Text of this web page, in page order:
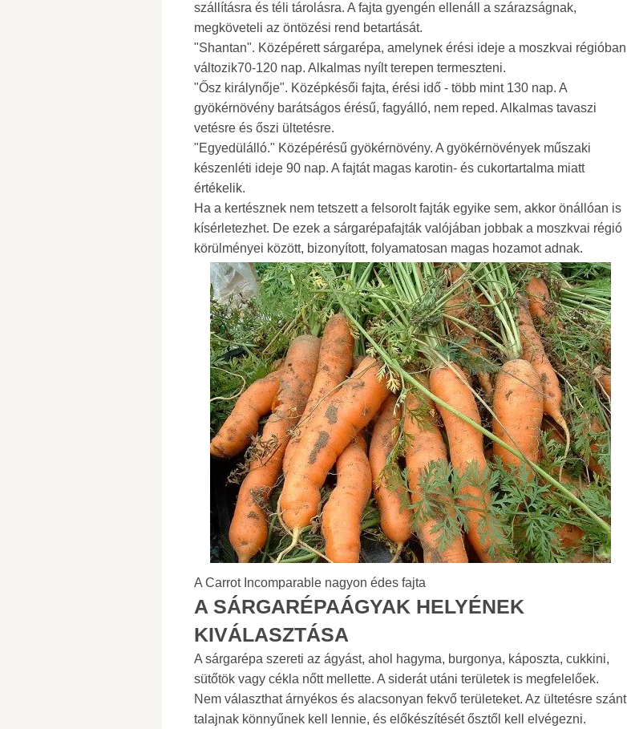
szállításra és téli tárolásra. A fajta gyengén ellenáll a szárazságnak,
megköveteli az öntözési rend betartását.
"Shantan". Középérett sárgarépa, amelynek érési ideje a moszkvai régióban
változik70-120 nap. Alkalmas nyílt terepen termeszteni.
"Ősz királynője". Középkésői fajta, érési idő - több mint 130 nap. A
gyökérnövény barátságos érésű, fagyálló, nem reped. Alkalmas tavaszi
vetésre és őszi ültetésre.
"Egyedülálló." Középérésű gyökérnövény. A gyökérnövények műszaki
készenléti ideje 90 nap. A fajtát magas karotin- és cukortartalma miatt
értékelik.
Ha a kertésznek nem tetszett a felsorolt ​​fajták egyike sem, akkor önállóan is
kísérletezhet. De ezek a sárgarépafajták valójában jobbak a moszkvai régió
körülményei között, bizonyított, folyamatosan magas hozamot adnak.
A Carrot Incomparable nagyon édes fajta
A SÁRGARÉPAÁGYAK HELYÉNEK
KIVÁLASZTÁSA
A sárgarépa szereti az ágyást, ahol hagyma, burgonya, káposzta, cukkini,
sütőtök vagy cékla nőtt mellette. A siderát utáni területek is megfelelőek.
Nem választhat árnyékos és alacsonyan fekvő területeket. Az ültetésre szánt
talajnak könnyűnek kell lennie, és előkészítését ősztől kell elvégezni.